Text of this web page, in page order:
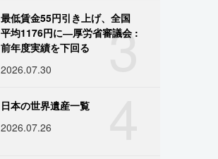
3
最低賃金55円引き上げ、全国
平均1176円に―厚労省審議会 :
前年度実績を下回る
2026.07.30
日本の世界遺産一覧
2026.07.26